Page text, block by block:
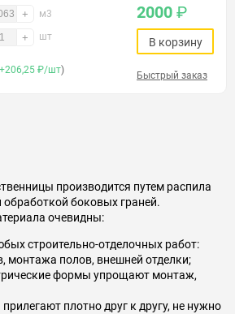
+ м3
+ шт
2000 ₽
+206,25 ₽/шт)
В корзину
Быстрый заказ
производится путем распила
боковых граней.
очевидны:
строительно-отделочных работ:
монтажа полов, внешней отделки;
формы упрощают монтаж,
плотно друг к другу, не нужно